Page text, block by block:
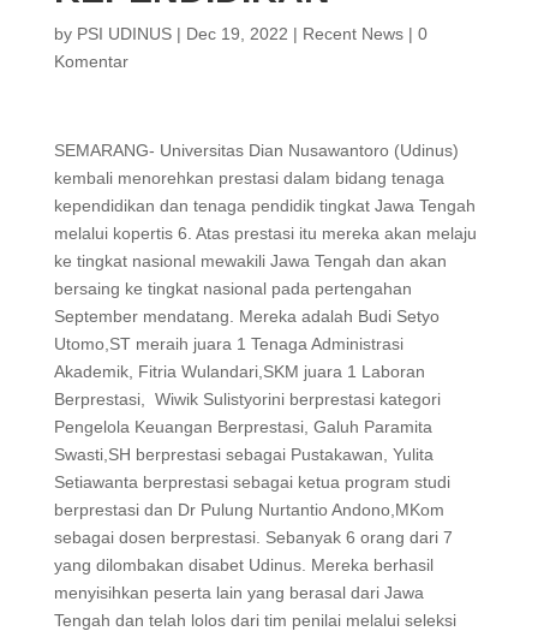
by PSI UDINUS| Dec 19, 2022 | Recent News| 0
Komentar
SEMARANG- Universitas Dian Nusawantoro (Udinus)
kembali menorehkan prestasi dalam bidang tenaga
kependidikan dan tenaga pendidik tingkat Jawa Tengah
melalui kopertis 6. Atas prestasi itu mereka akan melaju
ke tingkat nasional mewakili Jawa Tengah dan akan
bersaing ke tingkat nasional pada pertengahan
September mendatang. Mereka adalah Budi Setyo
Utomo,ST meraih juara 1 Tenaga Administrasi
Akademik, Fitria Wulandari,SKM juara 1 Laboran
Berprestasi, Wiwik Sulistyorini berprestasi kategori
Pengelola Keuangan Berprestasi, Galuh Paramita
Swasti,SH berprestasi sebagai Pustakawan, Yulita
Setiawanta berprestasi sebagai ketua program studi
berprestasi dan Dr Pulung Nurtantio Andono,MKom
sebagai dosen berprestasi. Sebanyak 6 orang dari 7
yang dilombakan disabet Udinus. Mereka berhasil
menyisihkan peserta lain yang berasal dari Jawa
Tengah dan telah lolos dari tim penilai melalui seleksi